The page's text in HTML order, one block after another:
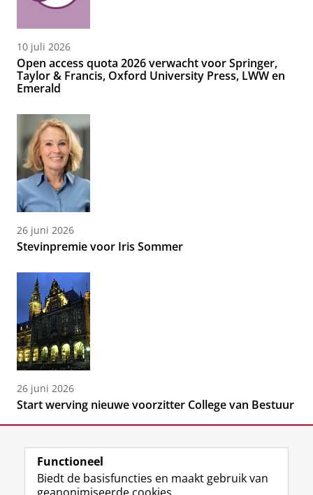
10 juli 2026
Open access quota 2026 verwacht voor Springer,
Taylor & Francis, Oxford University Press, LWW en
Emerald
26 juni 2026
Stevinpremie voor Iris Sommer
26 juni 2026
Start werving nieuwe voorzitter College van Bestuur
Functioneel
Biedt de basisfuncties en maakt gebruik van